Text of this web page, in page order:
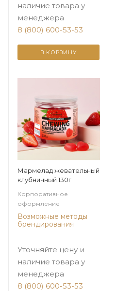
наличие товара у
менеджера
8 (800) 600-53-53
В КОРЗИНУ
Мармелад жевательный
клубничный 130г
Корпоративное
оформление
Возможные методы
брендирования
Уточняйте цену и
наличие товара у
менеджера
8 (800) 600-53-53